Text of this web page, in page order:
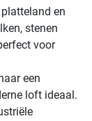
en
stenen
voor
een
loft ideaal.